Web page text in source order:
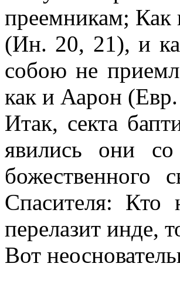
преемникам; Как
(Ин. 20, 21), и
собою не
как и Аарон
Итак, секта
явились они
божественного
Спасителя:
перелазит инде,
Вот